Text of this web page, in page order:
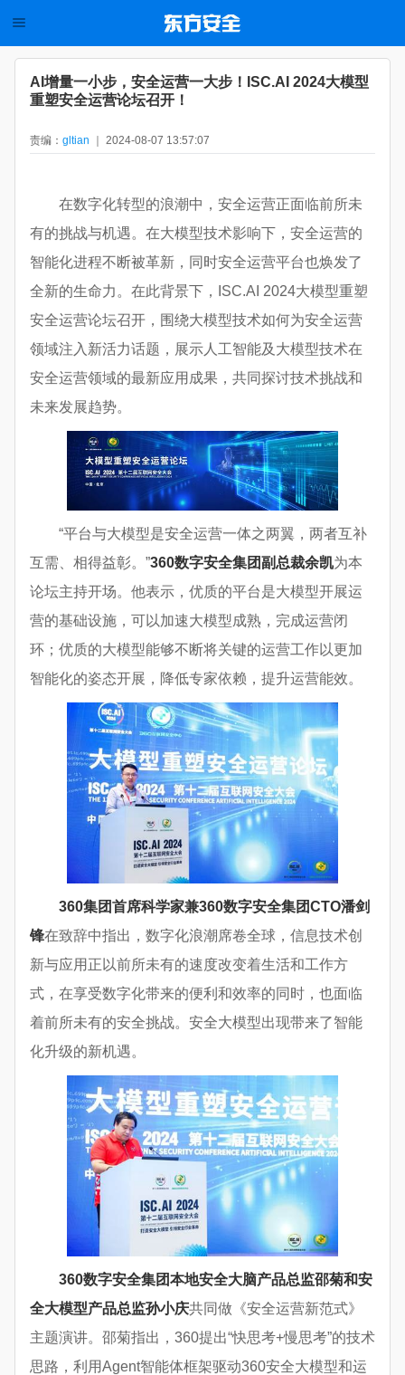
AI增量一小步，安全运营一大步！ISC.AI 2024大模型
重塑安全运营论坛召开！
责编： gltian ｜ 2024-08-07 13:57:07
在数字化转型的浪潮中，安全运营正面临前所未
有的挑战与机遇。在大模型技术影响下，安全运营的
智能化进程不断被革新，同时安全运营平台也焕发了
全新的生命力。在此背景下，ISC.AI 2024大模型重塑
安全运营论坛召开，围绕大模型技术如何为安全运营
领域注入新活力话题，展示人工智能及大模型技术在
安全运营领域的最新应用成果，共同探讨技术挑战和
未来发展趋势。
“平台与大模型是安全运营一体之两翼，两者互补
互需、相得益彰。”360数字安全集团副总裁余凯为本
论坛主持开场。他表示，优质的平台是大模型开展运
营的基础设施，可以加速大模型成熟，完成运营闭
环；优质的大模型能够不断将关键的运营工作以更加
智能化的姿态开展，降低专家依赖，提升运营能效。
360集团首席科学家兼360数字安全集团CTO潘剑
锋在致辞中指出，数字化浪潮席卷全球，信息技术创
新与应用正以前所未有的速度改变着生活和工作方
式，在享受数字化带来的便利和效率的同时，也面临
着前所未有的安全挑战。安全大模型出现带来了智能
化升级的新机遇。
360数字安全集团本地安全大脑产品总监邵菊和安
全大模型产品总监孙小庆共同做《安全运营新范式》
主题演讲。邵菊指出，360提出“快思考+慢思考”的技术
思路，利用Agent智能体框架驱动360安全大模型和运